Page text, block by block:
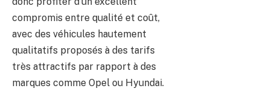
compromis entre qualité et coût,
avec des véhicules hautement
qualitatifs proposés à des tarifs
très attractifs par rapport à des
marques comme Opel ou Hyundai.